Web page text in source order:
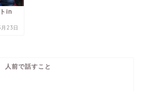
in
23日
人前で話すこと